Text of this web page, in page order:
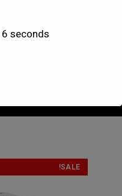
Modular
SALE!
5 seconds